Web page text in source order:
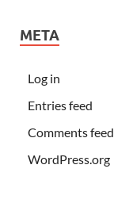
META
Log in
Entries feed
Comments feed
WordPress.org